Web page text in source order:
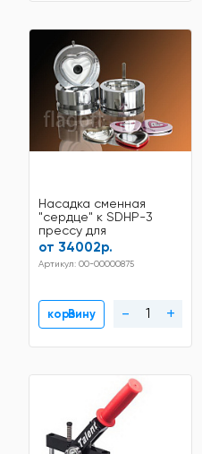
Насадка сменная
"сердце" к SDHP-3
прессу для
изготовления значков
от 34002р.
Артикул: 00-00000875
В корзину - +